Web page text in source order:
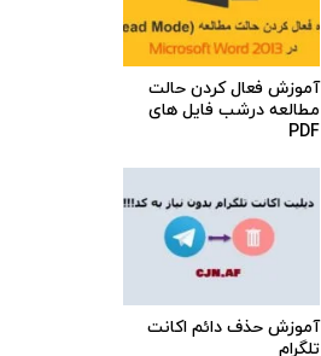
آموزش فعال کردن حالت
مطالعه درشب فایل های
PDF
آموزش حذف دائم اکانت
تلگرام